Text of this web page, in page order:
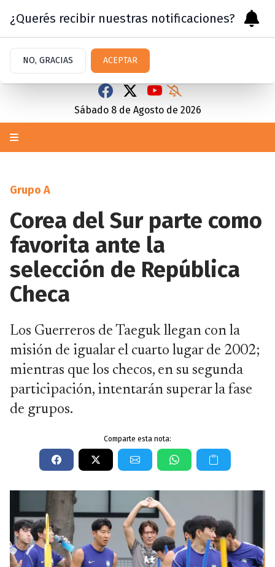
Sábado 8 de Agosto de 2026
Grupo A
Corea del Sur parte como
favorita ante la
selección de República
Checa
Los Guerreros de Taeguk llegan con la
misión de igualar el cuarto lugar de 2002;
mientras que los checos, en su segunda
participación, intentarán superar la fase
de grupos.
Comparte esta nota:
¿Querés recibir nuestras notificaciones?
NO, GRACIAS ACEPTAR